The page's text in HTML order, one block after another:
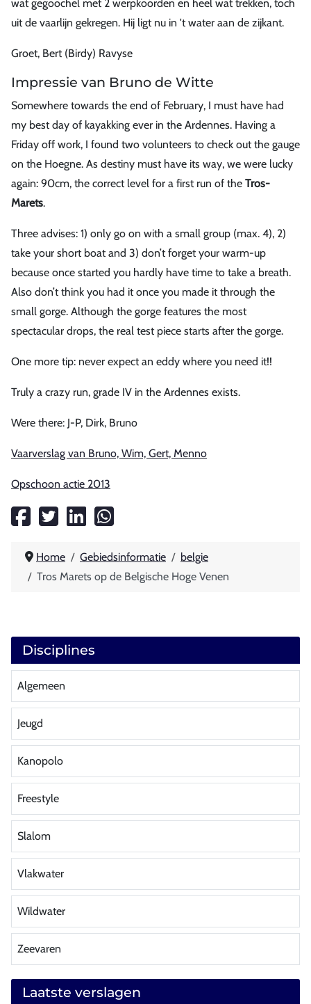
wat gegoochel met 2 werpkoorden en heel wat trekken, toch
uit de vaarlijn gekregen. Hij ligt nu in 't water aan de zijkant.
Groet, Bert (Birdy) Ravyse
Impressie van Bruno de Witte
Somewhere towards the end of February, I must have had
my best day of kayakking ever in the Ardennes. Having a
Friday off work, I found two volunteers to check out the gauge
on the Hoegne. As destiny must have its way, we were lucky
again: 90cm, the correct level for a first run of the Tros-
Marets.
Three advises: 1) only go on with a small group (max. 4), 2)
take your short boat and 3) don’t forget your warm-up
because once started you hardly have time to take a breath.
Also don’t think you had it once you made it through the
small gorge. Although the gorge features the most
spectacular drops, the real test piece starts after the gorge.
One more tip: never expect an eddy where you need it!!
Truly a crazy run, grade IV in the Ardennes exists.
Were there: J-P, Dirk, Bruno
Vaarverslag van Bruno, Wim, Gert, Menno
Opschoon actie 2013
Home Gebiedsinformatie
belgie
Tros Marets op de Belgische Hoge Venen
Disciplines
Algemeen
Jeugd
Kanopolo
Freestyle
Slalom
Vlakwater
Wildwater
Zeevaren
Laatste verslagen